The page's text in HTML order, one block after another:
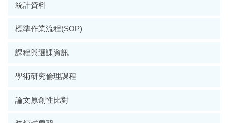
統計資料
標準作業流程(SOP)
課程與選課資訊
學術研究倫理課程
論文原創性比對